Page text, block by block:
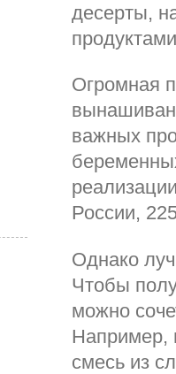
десерты,
Огромная
важных
России,
Однако
Чтобы
можно
Например,
смесь из